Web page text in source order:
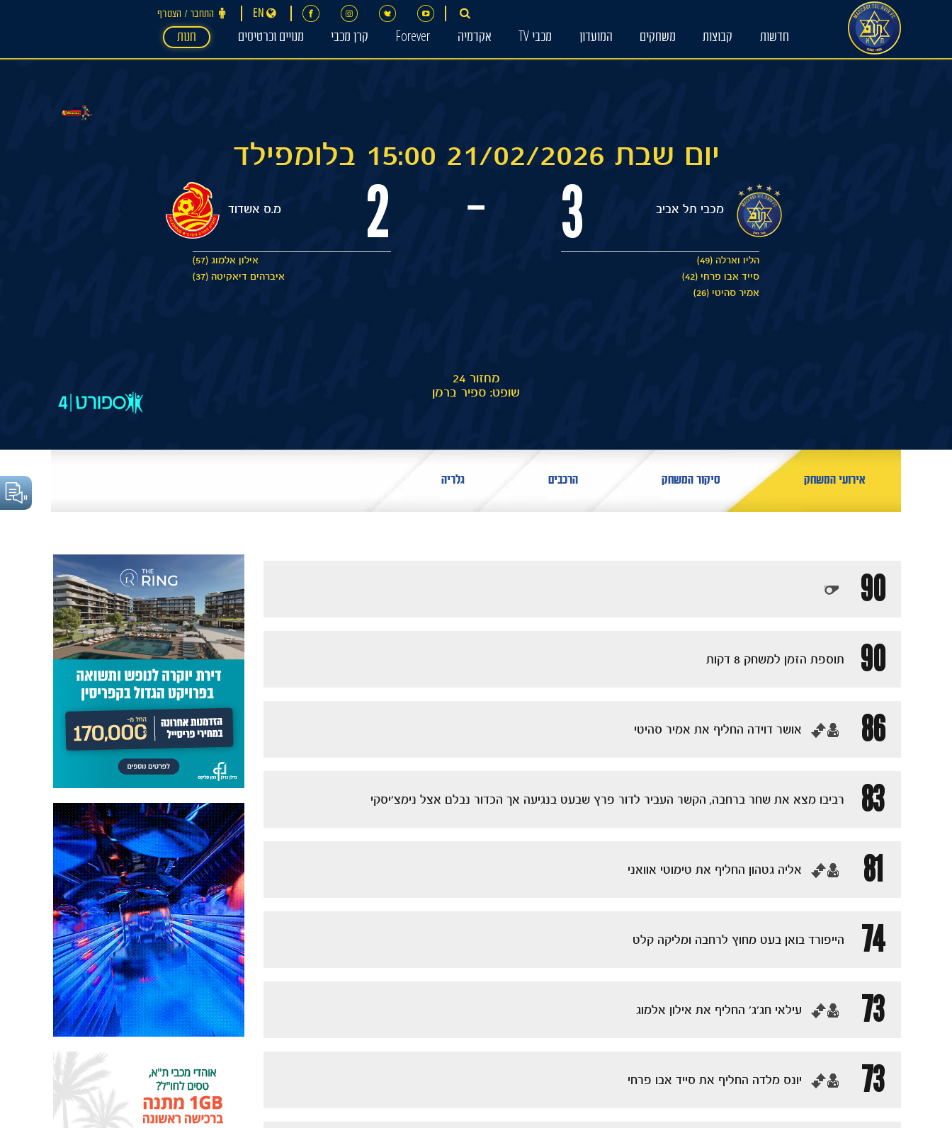
התחבר ‪/‬ הצטרף EN
חדשות קבוצות משחקים המועדון מכבי TV אקדמיה Forever קרן מכבי מנויים וכרטיסים חנות
יום שבת 21/02/2026 15:00 בלומפילד
מכבי תל אביב 3 מ.ס אשדוד 2 -
הליו וארלה (49)
סייד אבו פרחי (42)
אמיר סהיטי (26)
אילון אלמוג (57)
איברהים דיאקיטה (37)
מחזור 24
שופט: ספיר ברמן
אירועי המשחק סיקור המשחק הרכבים גלריה
90
90
תוספת הזמן למשחק 8 דקות
86 ‏אושר דוידה החליף את אמיר סהיטי
83 רביבו מצא את שחר ברחבה, הקשר העביר לדור פרץ שבעט בנגיעה אך הכדור נבלם אצל נימצ'יסקי
81 ‏אליה גטהון החליף את טימוטי אוואני
74 הייפורד בואן בעט מחוץ לרחבה ומליקה קלט
73 ‏עילאי חג'ג' החליף את אילון אלמוג
73 ‏יונס מלדה החליף את סייד אבו פרחי